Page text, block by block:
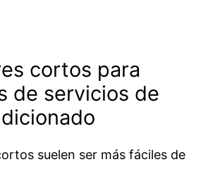
cortos para
de servicios de
suelen ser más fáciles de